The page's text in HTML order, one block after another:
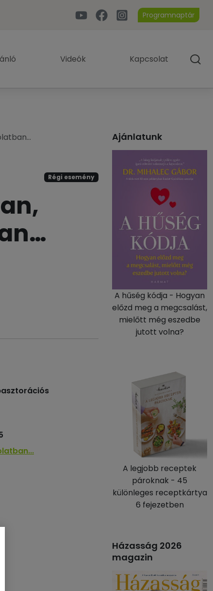
Programnaptár
Videók Kapcsolat
Régi esemény
Ajánlatunk
A hűség kódja - Hogyan
előzd meg a megcsalást,
mielőtt még eszedbe
jutott volna?
A legjobb receptek
pároknak - 45
különleges receptkártya
6 fejezetben
Házasság 2026
magazin